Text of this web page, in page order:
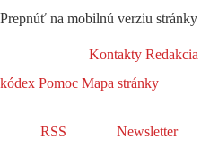
Prepnúť na mobilnú verziu stránky
Kontakty Redakcia
kódex Pomoc Mapa stránky
RSS Newsletter